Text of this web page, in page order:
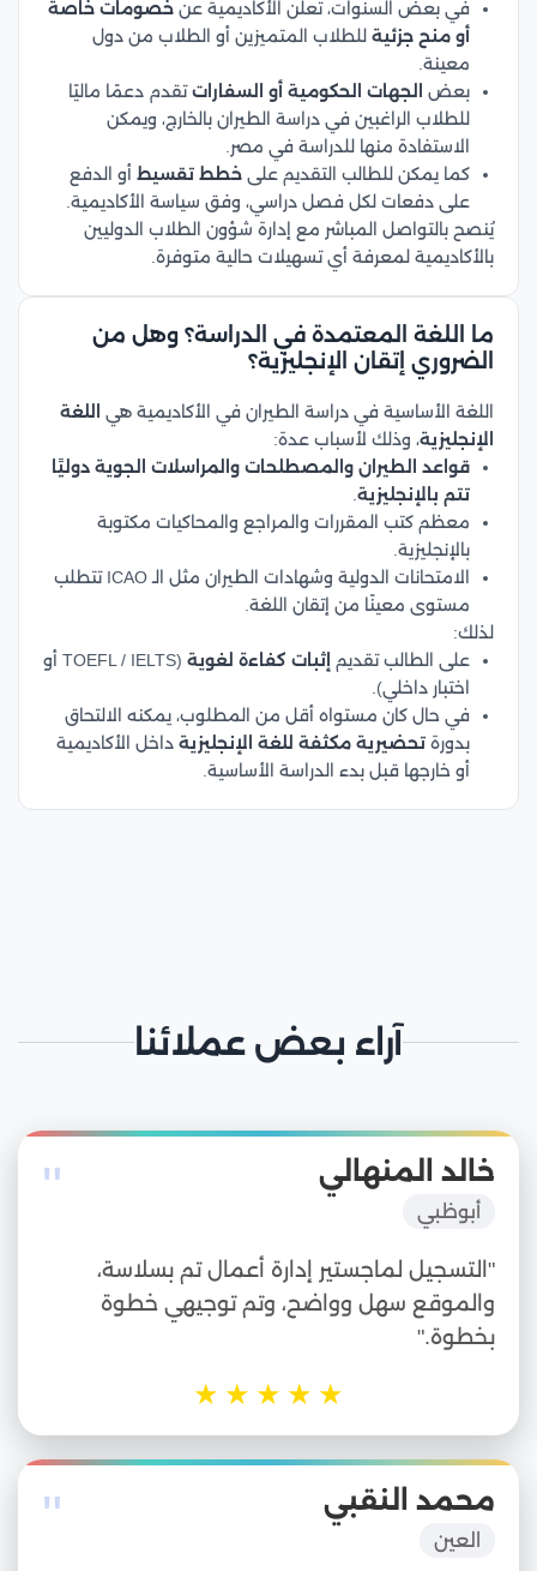
في بعض السنوات، تُعلن الأكاديمية عن خصومات خاصة
أو منح جزئية للطلاب المتميزين أو الطلاب من دول
معينة.
بعض
الجهات الحكومية أو السفاراتتقدم دعمًا ماليًا
للطلاب الراغبين في دراسة الطيران بالخارج، ويمكن
الاستفادة منها للدراسة في مصر.
كما يمكن للطالب التقديم على خطط تقسيط أو الدفع
على دفعات لكل فصل دراسي، وفق سياسة الأكاديمية.
يُنصح بالتواصل المباشر مع إدارة شؤون الطلاب الدوليين
بالأكاديمية لمعرفة أي تسهيلات حالية متوفرة.
ما اللغة المعتمدة في الدراسة؟ وهل من
الضروري إتقان الإنجليزية؟
اللغة الأساسية في دراسة الطيران في الأكاديمية هي
اللغة
الإنجليزية، وذلك لأسباب عدة:
قواعد الطيران والمصطلحات والمراسلات الجوية دوليًا
تتم بالإنجليزية
معظم كتب المقررات والمراجع والمحاكيات مكتوبة
بالإنجليزية.
الامتحانات الدولية وشهادات الطيران مثل الـ ICAO تتطلب
مستوى معينًا من إتقان اللغة.
لذلك:
على الطالب تقديم إثبات كفاءة لغوية
(TOEFL / IELTS أو
اختبار داخلي).
في حال كان مستواه أقل من المطلوب، يمكنه الالتحاق
بدورة تحضيرية مكثفة للغة الإنجليزية داخل الأكاديمية
أو خارجها قبل بدء الدراسة الأساسية.
آراء بعض عملائنا
" خالد المنهالي
أبوظبي
"التسجيل لماجستير إدارة أعمال تم بسلاسة،
والموقع سهل وواضح، وتم توجيهي خطوة
بخطوة."
★
★
★
★
★
" محمد النقبي
العين